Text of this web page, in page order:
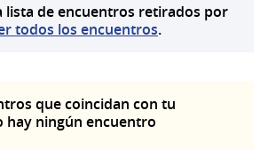
lista de encuentros retirados por
todos los encuentros.
que coincidan con tu
hay ningún encuentro